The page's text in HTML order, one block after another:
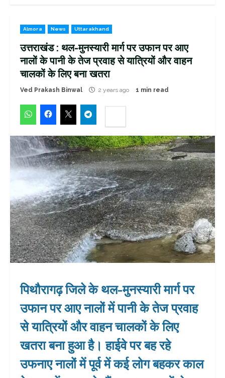
Almora News Uttarakhand
उत्तराखंड : थल-मुनस्यारी मार्ग पर उफान पर आए
नालों के पानी के तेज प्रवाह से यात्रियों और वाहन
चालकों के लिए बना खतरा
Ved Prakash Binwal 2 years ago 1 min read
पिथौरागढ़ जिले के थल-मुनस्यारी मार्ग पर
उफान पर आए नालों में पानी के तेज प्रवाह
से यात्रियों और वाहन चालकों के लिए
खतरा बना हुआ है। हाईवे पर बह रहे
उफनाए नालों में पूर्व में कई लोग बहकर काल